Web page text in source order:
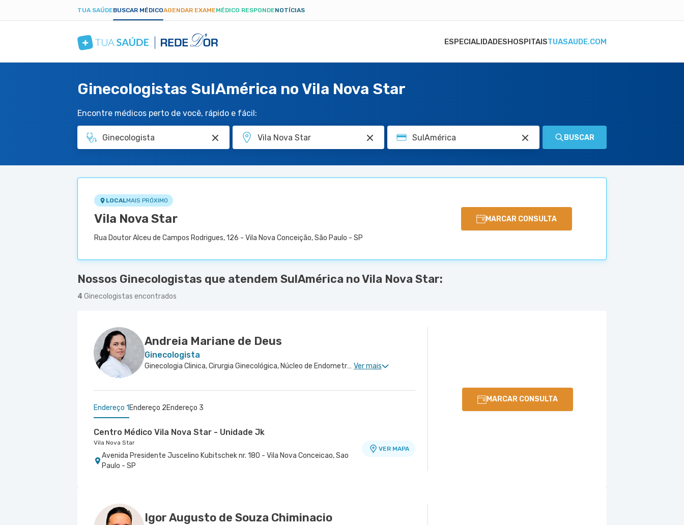
TUA SAÚDEBUSCAR MÉDICOAGENDAR EXAMEMÉDICO RESPONDENOTÍCIAS
ESPECIALIDADESHOSPITAISTUASAUDE.COM
Ginecologistas SulAmérica no Vila Nova Star
Encontre médicos perto de você, rápido e fácil:
BUSCAR
LOCALMAIS PRÓXIMO
Vila Nova Star
Rua Doutor Alceu de Campos Rodrigues, 126 - Vila Nova Conceição, São Paulo - SP
MARCAR CONSULTA
Nossos Ginecologistas que atendem SulAmérica no Vila Nova Star:
4 Ginecologistas encontrados
Andreia Mariane de Deus
Ginecologista
Ginecologia Clinica, Cirurgia Ginecológica, Núcleo de Endometriose, Uroginecologia, Cirurgia Robótica Geral, Miomatose Uterina(Miomas), Ginecologia Videohisteroscopia Ver mais
MARCAR CONSULTA
Endereço 1 Endereço 2Endereço 3
Centro Médico Vila Nova Star - Unidade Jk
Vila Nova Star
Avenida Presidente Juscelino Kubitschek nr. 180 - Vila Nova Conceicao, Sao
Paulo - SP
VER MAPA
Conceicao, Sao Paulo - SP
Igor Augusto de Souza Chiminacio